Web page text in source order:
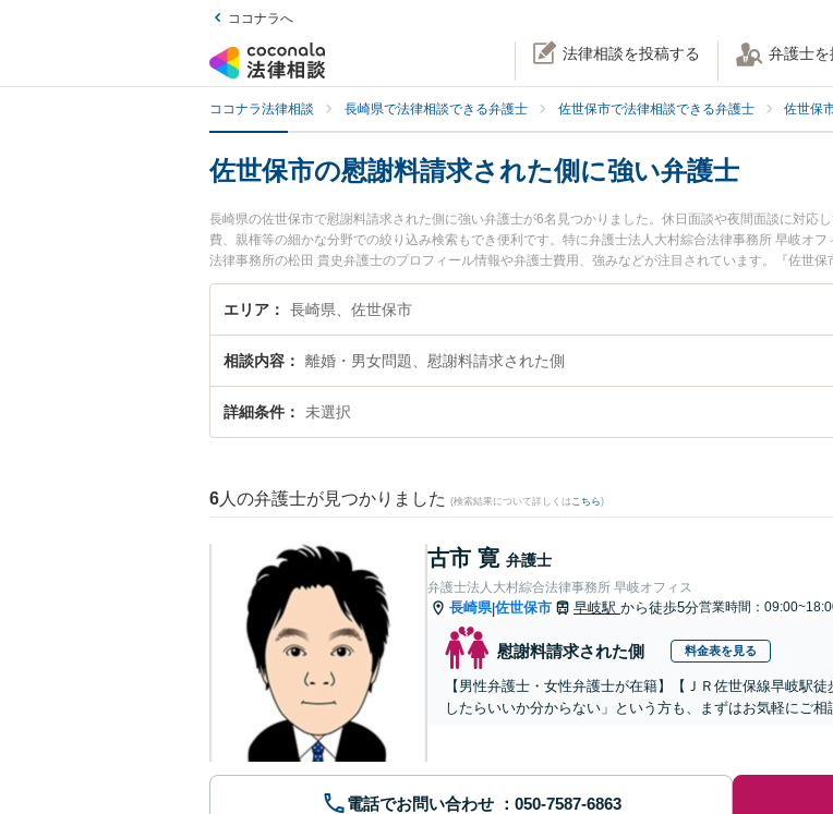
ココナラへ
法律相談を投稿する 弁護士を
ココナラ法律相談 長崎県で法律相談できる弁護士 佐世保市で法律相談できる弁護士 佐世保
佐世保市の慰謝料請求された側に強い弁護士
長崎県の佐世保市で慰謝料請求された側に強い弁護士が6名見つかりました。休日面談や夜間面談に対応
費、親権等の細かな分野での絞り込み検索もでき便利です。特に弁護士法人大村綜合法律事務所 早岐オ
法律事務所の松田 貴史弁護士のプロフィール情報や弁護士費用、強みなどが注目されています。『佐世
護士に相談したい』『慰謝料請求された側のトラブル解決の実績豊富な近くの弁護士を検索したい』『
相談予約したい』などでお困りの相談者さんにおすすめです。
エリア 長崎県、佐世保市
相談内容 離婚・男女問題、慰謝料請求された側
詳細条件 未選択
6 人の弁護士が見つかりました (検索結果について詳しくは こちら)
古市 寛 弁護士
弁護士法人大村綜合法律事務所 早岐オフィス
長崎県|佐世保市 早岐駅 から徒歩5分営業時間：
慰謝料請求された側 料金表を見る
【男性弁護士・女性弁護士が在籍】【ＪＲ佐世保線早岐駅
したらいいか分からない」という方も、まずはお気軽にご
電話でお問い合わせ